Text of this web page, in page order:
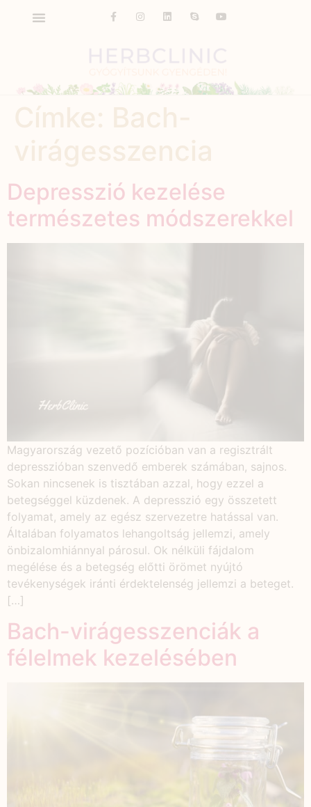
Depresszió kezelése
természetes módszerekkel
Magyarország vezető pozícióban van a regisztrált
depresszióban szenvedő emberek számában, sajnos.
Sokan nincsenek is tisztában azzal, hogy ezzel a
betegséggel küzdenek. A depresszió egy összetett
folyamat, amely az egész szervezetre hatással van.
Általában folyamatos lehangoltság jellemzi, amely
önbizalomhiánnyal párosul. Ok nélküli fájdalom
megélése és a betegség előtti örömet nyújtó
tevékenységek iránti érdektelenség jellemzi a beteget.
[…]
Bach-virágesszenciák a
félelmek kezelésében